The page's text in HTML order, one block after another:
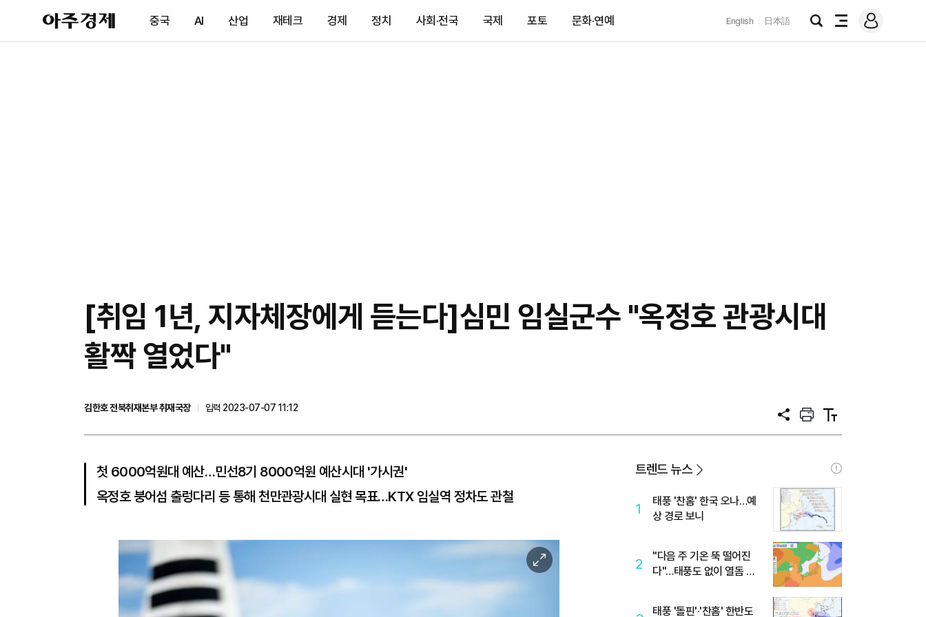
아
주
제
중국 AI 산업 재테크 경제 정치 사회·전국 국제 포토 문화·연예 English 日本語
검
전
메
그
[취임 1년, 지자체장에게 듣는다]심민 임실군수 "옥정호 관광시대
활짝 열었다"
김한호 전북취재본부 취재국장
입력 2023-07-07 11:12
공
프
트
텍
트
첫 6000억원대 예산…민선8기 8000억원 예산시대 '가시권'
옥정호 붕어섬 출렁다리 등 통해 천만관광시대 실현 목표…KTX 임실역 정차도 관철
이
미
트렌드 뉴스
1
태풍 '찬홈' 한국 오나…예
상 경로 보니
2
"다음 주 기온 뚝 떨어진
다"…태풍도 없이 열돔 박
태풍 '돌핀'·'찬홈' 한반도